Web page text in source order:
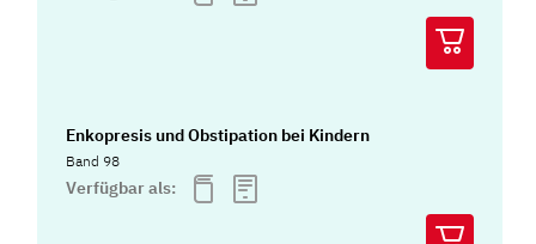
Enkopresis und Obstipation bei Kindern
Band 98
Verfügbar als: